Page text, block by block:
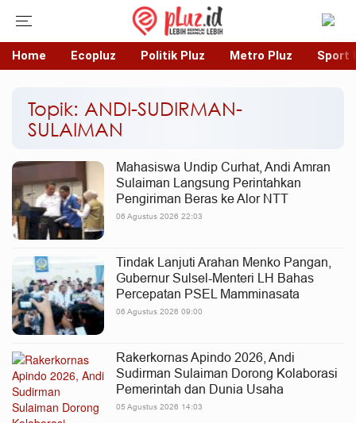
Home Ecopluz Politik Pluz Metro Pluz Sport
Topik: ANDI-SUDIRMAN-
SULAIMAN
Mahasiswa Undip Curhat, Andi Amran
Sulaiman Langsung Perintahkan
Pengiriman Beras ke Alor NTT
06 Agustus 2026 22:03
Tindak Lanjuti Arahan Menko Pangan,
Gubernur Sulsel-Menteri LH Bahas
Percepatan PSEL Mamminasata
06 Agustus 2026 09:00
Rakerkornas Apindo 2026, Andi
Sudirman Sulaiman Dorong Kolaborasi
Pemerintah dan Dunia Usaha
05 Agustus 2026 14:03